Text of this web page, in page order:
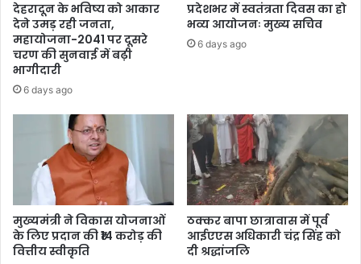
देहरादून के भविष्य को आकार
देने उमड़ रही जनता,
महायोजना-2041 पर दूसरे
चरण की सुनवाई में बढ़ी
भागीदारी
6 days ago
प्रदेशभर में स्वतंत्रता दिवस का हो
भव्य आयोजनः मुख्य सचिव
6 days ago
मुख्यमंत्री ने विकास योजनाओं
के लिए प्रदान की ₹14 करोड़ की
वित्तीय स्वीकृति
ठक्कर बापा छात्रावास में पूर्व
आईएएस अधिकारी चंद्र सिंह को
दी श्रद्धांजलि